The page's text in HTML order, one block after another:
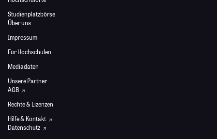
Studienplatzbörse
Über uns
Impressum
Für Hochschulen
Mediadaten
Unsere Partner
AGB
Rechte & Lizenzen
Hilfe & Kontakt
Datenschutz